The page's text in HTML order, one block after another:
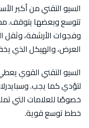
السيو التقني من أكبر
تتوسع وبعضها يتوقف.
وفجوات الأرشفة، وثقل
العرض، والهيكل الذي
السيو التقني القوي
لتؤدي كما يجب.
خصوصًا للعلامات التي
خطط توسع قوية.